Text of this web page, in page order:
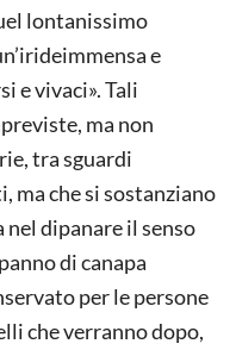
lontanissimo
e
e vivaci». Tali
ma non
tra sguardi
ma che si sostanziano
dipanare il senso
di canapa
per le persone
che verranno dopo,